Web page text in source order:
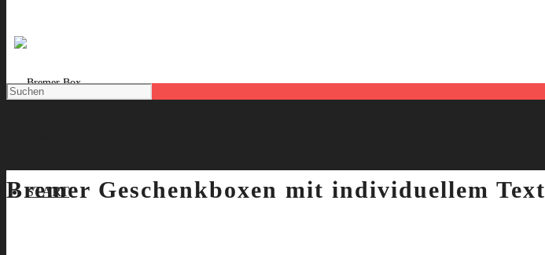
START
Bremer Geschenkboxen mit individuellem Text